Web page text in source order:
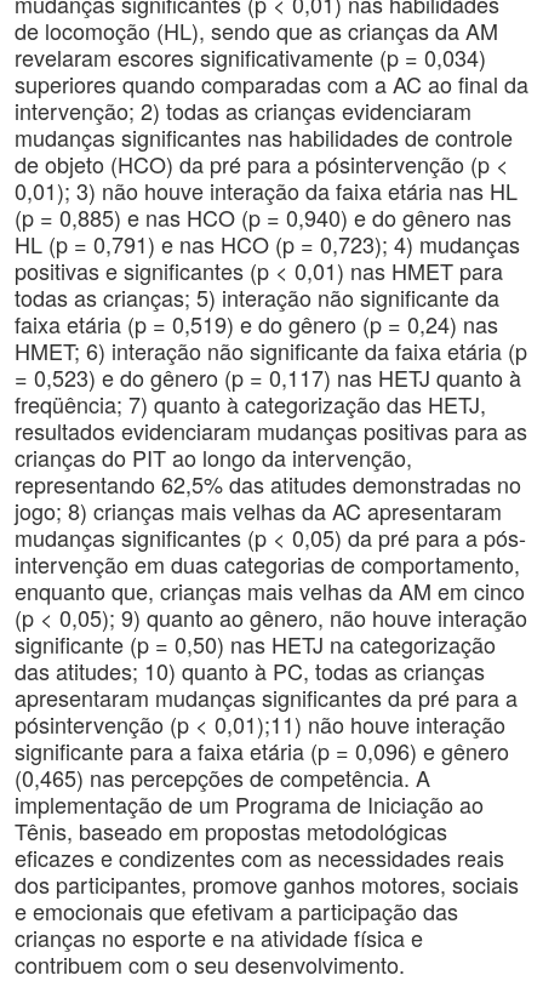
de locomoção (HL), sendo que as crianças da AM
revelaram escores significativamente (p = 0,034)
superiores quando comparadas com a AC ao final da
intervenção; 2) todas as crianças evidenciaram
mudanças significantes nas habilidades de controle
de objeto (HCO) da pré para a pósintervenção (p <
0,01); 3) não houve interação da faixa etária nas HL
(p = 0,885) e nas HCO (p = 0,940) e do gênero nas
HL (p = 0,791) e nas HCO (p = 0,723); 4) mudanças
positivas e significantes (p < 0,01) nas HMET para
todas as crianças; 5) interação não significante da
faixa etária (p = 0,519) e do gênero (p = 0,24) nas
HMET; 6) interação não significante da faixa etária (p
= 0,523) e do gênero (p = 0,117) nas HETJ quanto à
freqüência; 7) quanto à categorização das HETJ,
resultados evidenciaram mudanças positivas para as
crianças do PIT ao longo da intervenção,
representando 62,5% das atitudes demonstradas no
jogo; 8) crianças mais velhas da AC apresentaram
mudanças significantes (p < 0,05) da pré para a pós-
intervenção em duas categorias de comportamento,
enquanto que, crianças mais velhas da AM em cinco
(p < 0,05); 9) quanto ao gênero, não houve interação
significante (p = 0,50) nas HETJ na categorização
das atitudes; 10) quanto à PC, todas as crianças
apresentaram mudanças significantes da pré para a
pósintervenção (p < 0,01);11) não houve interação
significante para a faixa etária (p = 0,096) e gênero
(0,465) nas percepções de competência. A
implementação de um Programa de Iniciação ao
Tênis, baseado em propostas metodológicas
eficazes e condizentes com as necessidades reais
dos participantes, promove ganhos motores, sociais
e emocionais que efetivam a participação das
crianças no esporte e na atividade física e
contribuem com o seu desenvolvimento.